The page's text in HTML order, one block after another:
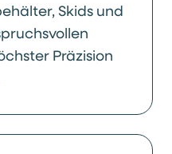
Skids und
Präzision